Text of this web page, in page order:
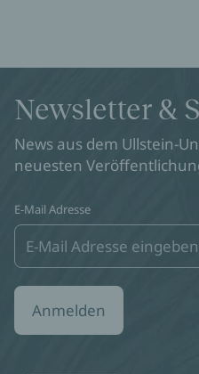
Newsletter &
News aus dem Ullstein-
neuesten
E-Mail Adresse
Anmelden